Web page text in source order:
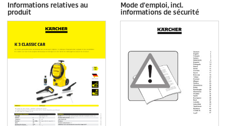
Informations relatives au
produit
Mode d'emploi, incl.
informations de sécurité